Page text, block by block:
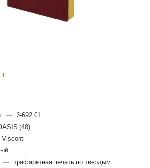
— 3-692.01
(48)
Visconti
— трафаретная печать по твердым